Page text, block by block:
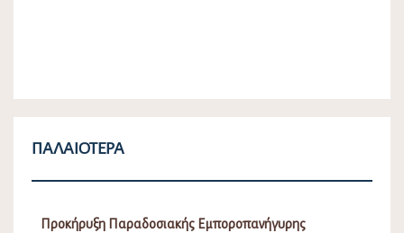
ΠΑΛΑΙΌΤΕΡΑ
Προκήρυξη Παραδοσιακής Εμποροπανήγυρης